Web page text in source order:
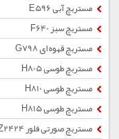
مستربچ آبی E596
مستربچ سبز F640
مستربچ قهوه ای G798
مستربچ طوسی H805
مستربچ طوسی H810
مستربچ طوسی H815
مستربچ صورتی فلور Z2424